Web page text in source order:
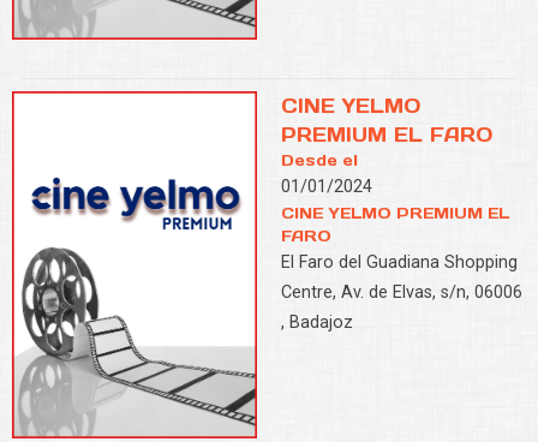
CINE YELMO
PREMIUM EL FARO
Desde el
01/01/2024
CINE YELMO PREMIUM EL
FARO
El Faro del Guadiana Shopping
Centre, Av. de Elvas, s/n, 06006
, Badajoz